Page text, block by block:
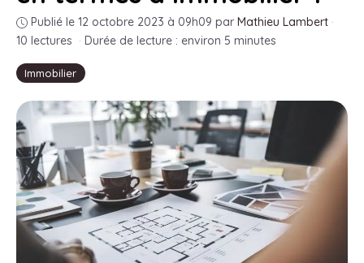
Immobilier
Publié le 12 octobre 2023 à 09h09 par Mathieu Lambert ·
10 lectures · Durée de lecture : environ 5 minutes